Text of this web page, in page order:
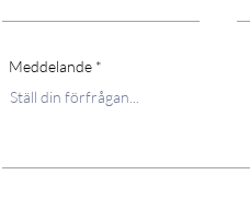
Meddelande